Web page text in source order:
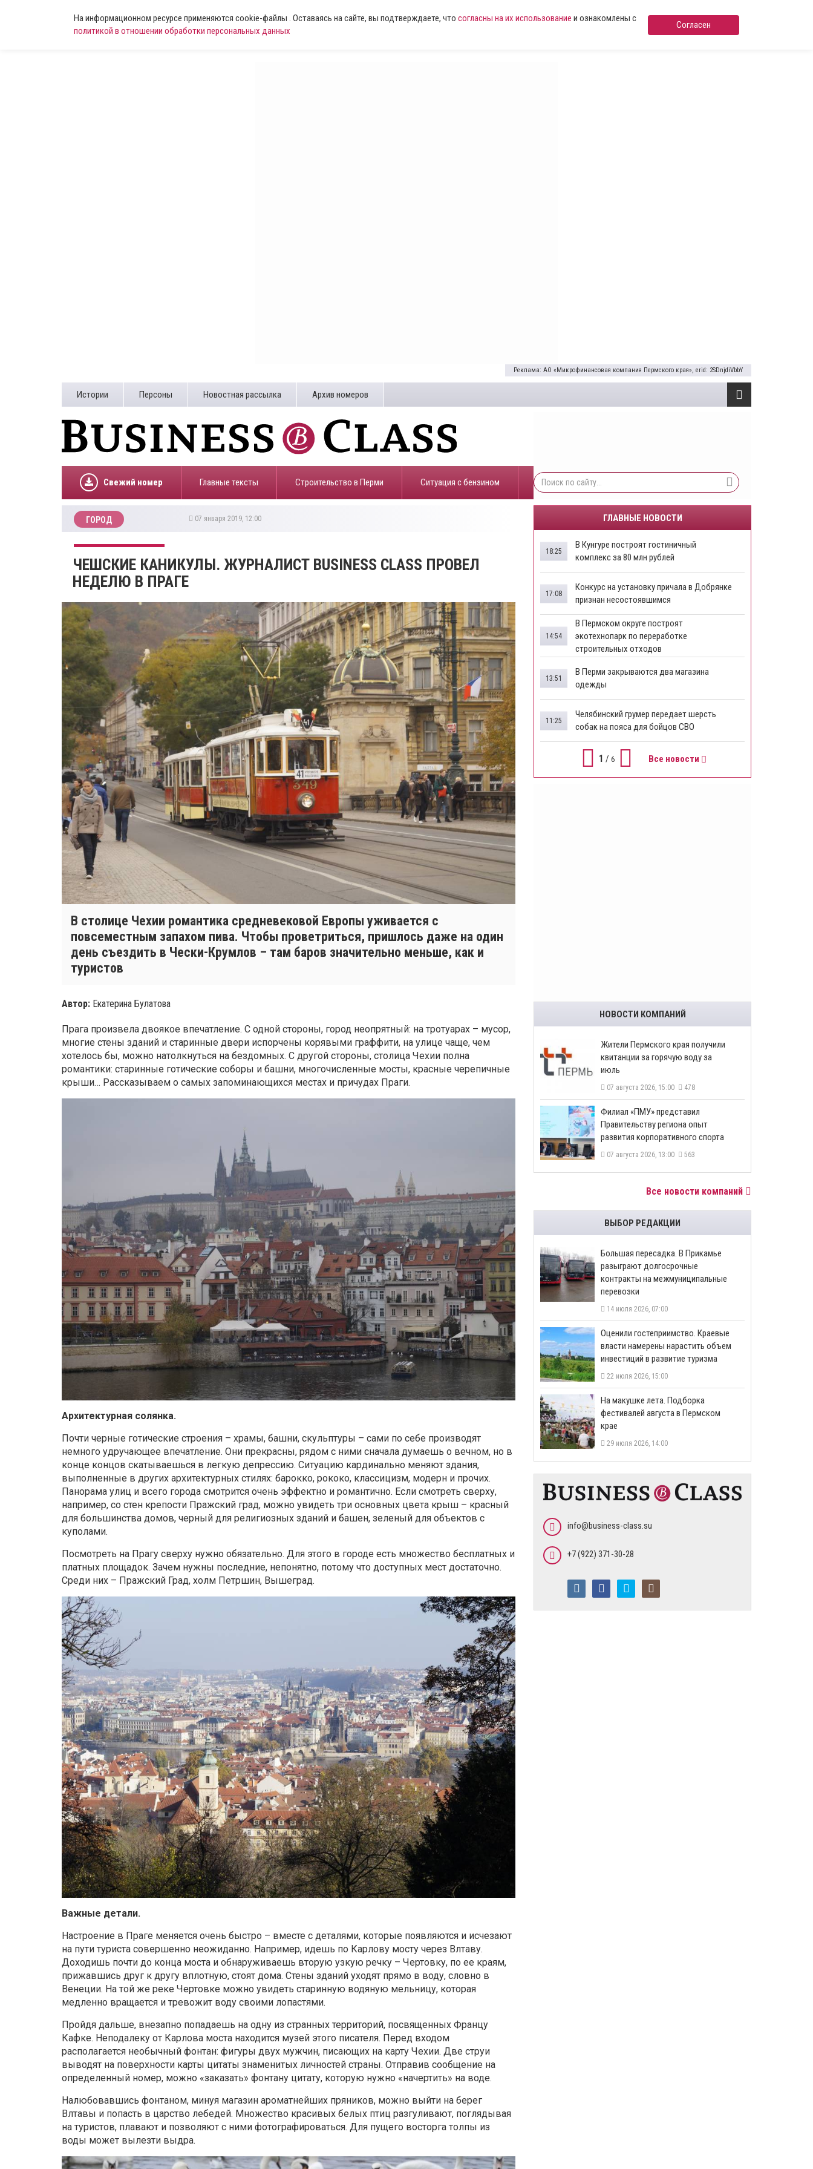
На информационном ресурсе применяются cookie-файлы . Оставаясь на сайте, вы подтверждаете, что согласны на их использование и ознакомлены с
политикой в отношении обработки персональных данных
Согласен
Реклама: АО «Микрофинансовая компания Пермского края», erid: 2SDnjdiVbbY
Истории Персоны Новостная рассылка Архив номеров
Свежий номер Главные тексты Строительство в Перми ​Ситуация с бензином
ГОРОД 07 января 2019, 12:00
ЧЕШСКИЕ КАНИКУЛЫ. ЖУРНАЛИСТ BUSINESS CLASS ПРОВЕЛ
НЕДЕЛЮ В ПРАГЕ
В столице Чехии романтика средневековой Европы уживается с
повсеместным запахом пива. Чтобы проветриться, пришлось даже на один
день съездить в Чески-Крумлов – там баров значительно меньше, как и
туристов
Автор: Екатерина Булатова
Прага произвела двоякое впечатление. С одной стороны, город неопрятный: на тротуарах – мусор,
многие стены зданий и старинные двери испорчены корявыми граффити, на улице чаще, чем
хотелось бы, можно натолкнуться на бездомных. С другой стороны, столица Чехии полна
романтики: старинные готические соборы и башни, многочисленные мосты, красные черепичные
крыши… Рассказываем о самых запоминающихся местах и причудах Праги.
Архитектурная солянка.
Почти черные готические строения – храмы, башни, скульптуры – сами по себе производят
немного удручающее впечатление. Они прекрасны, рядом с ними сначала думаешь о вечном, но в
конце концов скатываешься в легкую депрессию. Ситуацию кардинально меняют здания,
выполненные в других архитектурных стилях: барокко, рококо, классицизм, модерн и прочих.
Панорама улиц и всего города смотрится очень эффектно и романтично. Если смотреть сверху,
например, со стен крепости Пражский град, можно увидеть три основных цвета крыш – красный
для большинства домов, черный для религиозных зданий и башен, зеленый для объектов с
куполами.
Посмотреть на Прагу сверху нужно обязательно. Для этого в городе есть множество бесплатных и
платных площадок. Зачем нужны последние, непонятно, потому что доступных мест достаточно.
Среди них – Пражский Град, холм Петршин, Вышеград.
Важные детали.
Настроение в Праге меняется очень быстро – вместе с деталями, которые появляются и исчезают
на пути туриста совершенно неожиданно. Например, идешь по Карлову мосту через Влтаву.
Доходишь почти до конца моста и обнаруживаешь вторую узкую речку – Чертовку, по ее краям,
прижавшись друг к другу вплотную, стоят дома. Стены зданий уходят прямо в воду, словно в
Венеции. На той же реке Чертовке можно увидеть старинную водяную мельницу, которая
медленно вращается и тревожит воду своими лопастями.
Пройдя дальше, внезапно попадаешь на одну из странных территорий, посвященных Францу
Кафке. Неподалеку от Карлова моста находится музей этого писателя. Перед входом
располагается необычный фонтан: фигуры двух мужчин, писающих на карту Чехии. Две струи
выводят на поверхности карты цитаты знаменитых личностей страны. Отправив сообщение на
определенный номер, можно «заказать» фонтану цитату, которую нужно «начертить» на воде.
Налюбовавшись фонтаном, минуя магазин ароматнейших пряников, можно выйти на берег
Влтавы и попасть в царство лебедей. Множество красивых белых птиц разгуливают, поглядывая
на туристов, плавают и позволяют с ними фотографироваться. Для пущего восторга толпы из
воды может вылезти выдра.
ГЛАВНЫЕ НОВОСТИ
В Кунгуре построят гостиничный
комплекс за 80 млн рублей
18:25
Конкурс на установку причала в Добрянке
признан несостоявшимся
17:08
В Пермском округе построят
экотехнопарк по переработке
строительных отходов
14:54
В Перми закрываются два магазина
одежды
13:51
Челябинский грумер передает шерсть
собак на пояса для бойцов СВО
11:25
1 / 6 Все новости
НОВОСТИ КОМПАНИЙ
​Жители Пермского края получили
квитанции за горячую воду за
июль
07 августа 2026, 15:00 478
​Филиал «ПМУ» представил
Правительству региона опыт
развития корпоративного спорта
07 августа 2026, 13:00 563
Все новости компаний
ВЫБОР РЕДАКЦИИ
Большая пересадка. В Прикамье
разыграют долгосрочные
контракты на межмуниципальные
перевозки
14 июля 2026, 07:00
Оценили гостеприимство. Краевые
власти намерены нарастить объем
инвестиций в развитие туризма
22 июля 2026, 15:00
На макушке лета. Подборка
фестивалей августа в Пермском
крае
29 июля 2026, 14:00
info@business-class.su
+7 (922) 371-30-28